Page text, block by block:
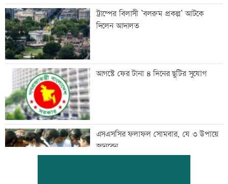
ট্রাম্পের বিলাসী ’বলরুম প্রকল্প’ আটকে
দিলেন আদালত
আগস্টে ফের টানা ৪ দিনের ছুটির সুযোগ
এসএসসির ফলাফল সোমবার, যে ৩ উপায়ে
জানবেন